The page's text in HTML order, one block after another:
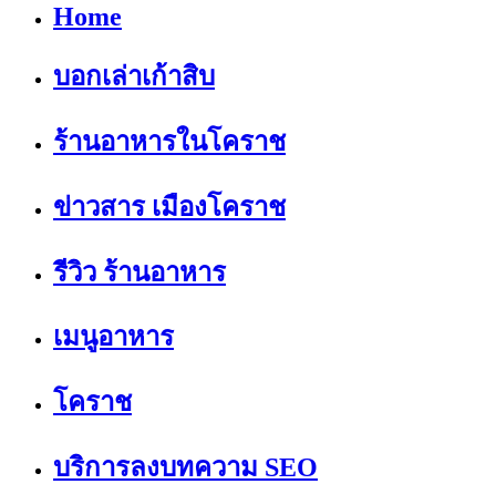
Home
บอกเล่าเก้าสิบ
ร้านอาหารในโคราช
ข่าวสาร เมืองโคราช
รีวิว ร้านอาหาร
เมนูอาหาร
โคราช
บริการลงบทความ SEO